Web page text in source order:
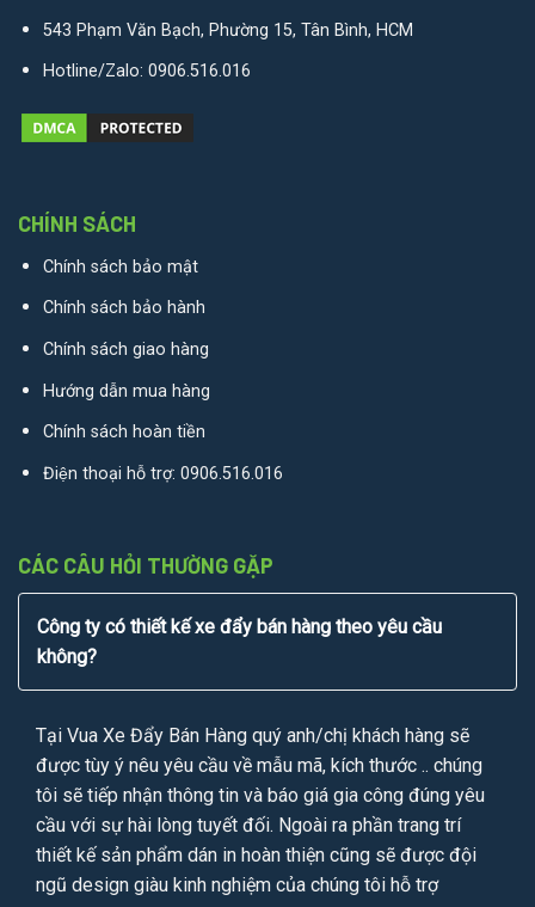
543 Phạm Văn Bạch, Phường 15, Tân Bình, HCM
Hotline/Zalo: 0906.516.016
CHÍNH SÁCH
Chính sách bảo mật
Chính sách bảo hành
Chính sách giao hàng
Hướng dẫn mua hàng
Chính sách hoàn tiền
Điện thoại hỗ trợ: 0906.516.016
CÁC CÂU HỎI THƯỜNG GẶP
Công ty có thiết kế xe đẩy bán hàng theo yêu cầu
không?
Tại Vua Xe Đẩy Bán Hàng quý anh/chị khách hàng sẽ
được tùy ý nêu yêu cầu về mẫu mã, kích thước .. chúng
tôi sẽ tiếp nhận thông tin và báo giá gia công đúng yêu
cầu với sự hài lòng tuyết đối. Ngoài ra phần trang trí
thiết kế sản phẩm dán in hoàn thiện cũng sẽ được đội
ngũ design giàu kinh nghiệm của chúng tôi hỗ trợ